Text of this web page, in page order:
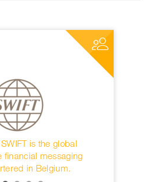
is the global
financial messaging
in Belgium.